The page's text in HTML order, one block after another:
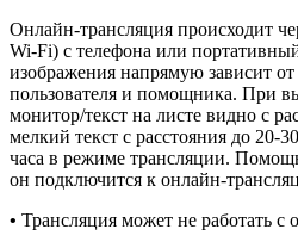
Онлайн-трансляция происходит
Wi-Fi) с телефона или
изображения напрямую зависит от
пользователя и помощника. При
монитор/текст на листе видно с
мелкий текст с расстояния до 20-
часа в режиме трансляции.
он подключится к онлайн-
• Трансляция может не работать